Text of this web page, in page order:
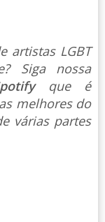
artistas LGBT
Siga nossa
que é
melhores do
várias partes